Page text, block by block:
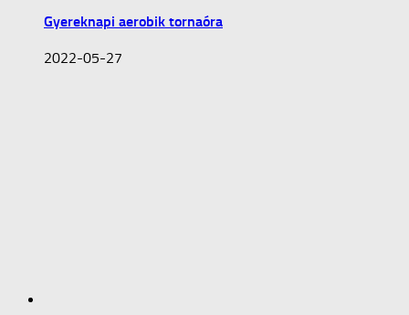
Gyereknapi aerobik tornaóra
2022-05-27